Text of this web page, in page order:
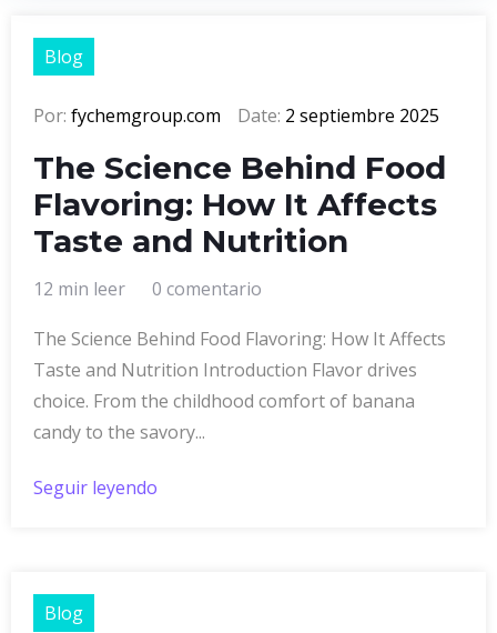
Blog
Por: fychemgroup.com Date: 2 septiembre 2025
The Science Behind Food
Flavoring: How It Affects
Taste and Nutrition
12 min leer 0 comentario
The Science Behind Food Flavoring: How It Affects
Taste and Nutrition Introduction Flavor drives
choice. From the childhood comfort of banana
candy to the savory...
Seguir leyendo
Blog